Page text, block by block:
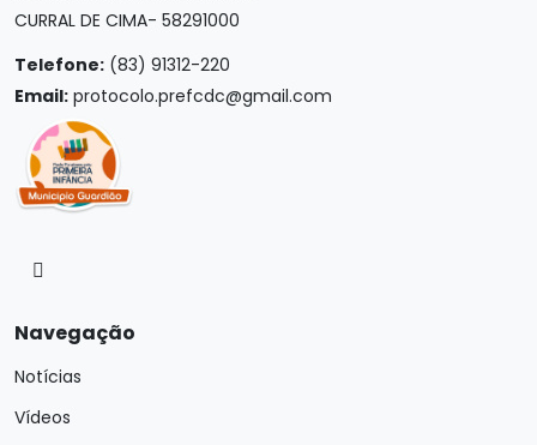
CURRAL DE CIMA- 58291000
Telefone: (83) 91312-220
Email: protocolo.prefcdc@gmail.com
Navegação
Notícias
Vídeos